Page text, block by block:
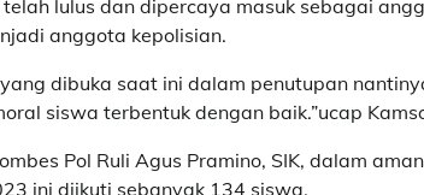
lulus dan dipercaya masuk sebagai
anggota kepolisian.
dibuka saat ini dalam penutupan
siswa terbentuk dengan baik.”ucap
Pol Ruli Agus Pramino, SIK, dalam
ini diikuti sebanyak 134 siswa.